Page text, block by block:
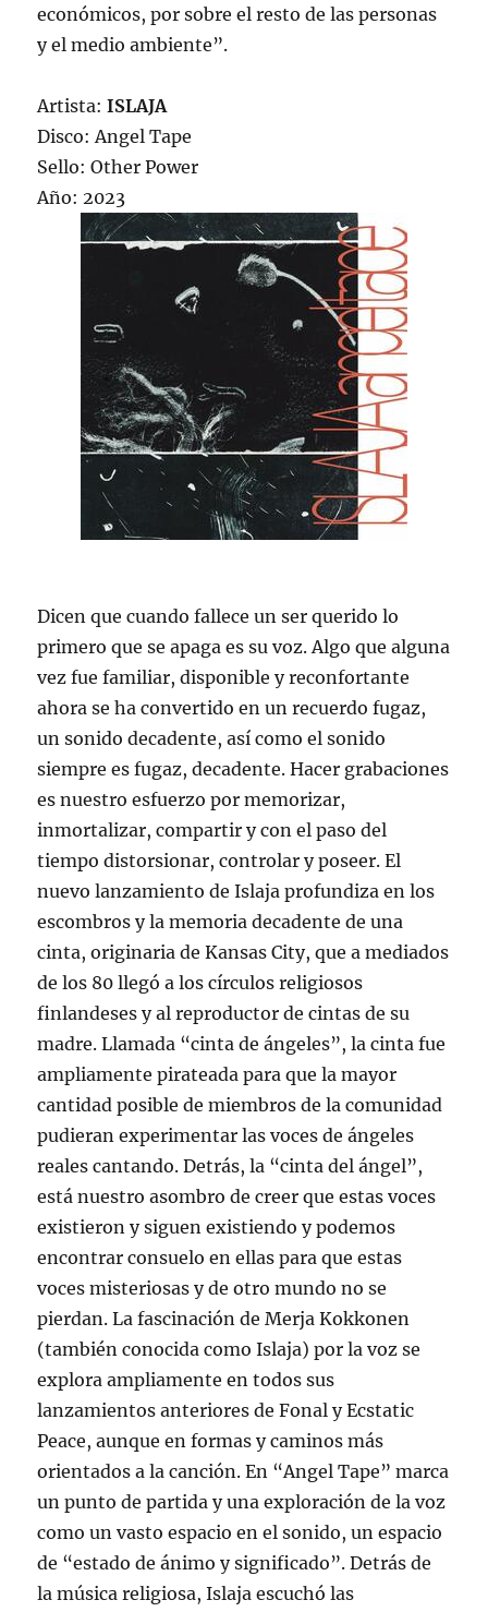
económicos, por sobre el resto de las personas
y el medio ambiente”.
Artista:ISLAJA
Disco: Angel Tape
Sello: Other Power
Año: 2023
Dicen que cuando fallece un ser querido lo
primero que se apaga es su voz. Algo que alguna
vez fue familiar, disponible y reconfortante
ahora se ha convertido en un recuerdo fugaz,
un sonido decadente, así como el sonido
siempre es fugaz, decadente. Hacer grabaciones
es nuestro esfuerzo por memorizar,
inmortalizar, compartir y con el paso del
tiempo distorsionar, controlar y poseer. El
nuevo lanzamiento de Islaja profundiza en los
escombros y la memoria decadente de una
cinta, originaria de Kansas City, que a mediados
de los 80 llegó a los círculos religiosos
finlandeses y al reproductor de cintas de su
madre. Llamada “cinta de ángeles”, la cinta fue
ampliamente pirateada para que la mayor
cantidad posible de miembros de la comunidad
pudieran experimentar las voces de ángeles
reales cantando. Detrás, la “cinta del ángel”,
está nuestro asombro de creer que estas voces
existieron y siguen existiendo y podemos
encontrar consuelo en ellas para que estas
voces misteriosas y de otro mundo no se
pierdan. La fascinación de Merja Kokkonen
(también conocida como Islaja) por la voz se
explora ampliamente en todos sus
lanzamientos anteriores de Fonal y Ecstatic
Peace, aunque en formas y caminos más
orientados a la canción. En “Angel Tape” marca
un punto de partida y una exploración de la voz
como un vasto espacio en el sonido, un espacio
de “estado de ánimo y significado”. Detrás de
la música religiosa, Islaja escuchó las